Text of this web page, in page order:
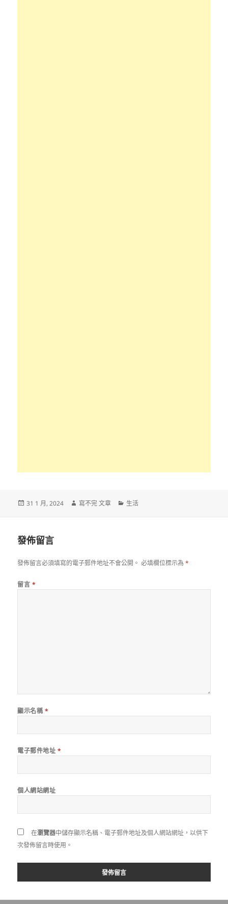
發
31 1 月, 2024
作
寫不完 文章
分
生活
發佈留言
發佈留言必須填寫的電子郵件地址不會公開。 必填欄位標示為*
留言 *
顯示名稱 *
電子郵件地址 *
個人網站網址
在瀏覽器中儲存顯示名稱、電子郵件地址及個人網站網址，以供下
次發佈留言時使用。